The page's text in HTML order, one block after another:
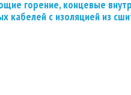
горение, концевые
кабелей с изоляцией из